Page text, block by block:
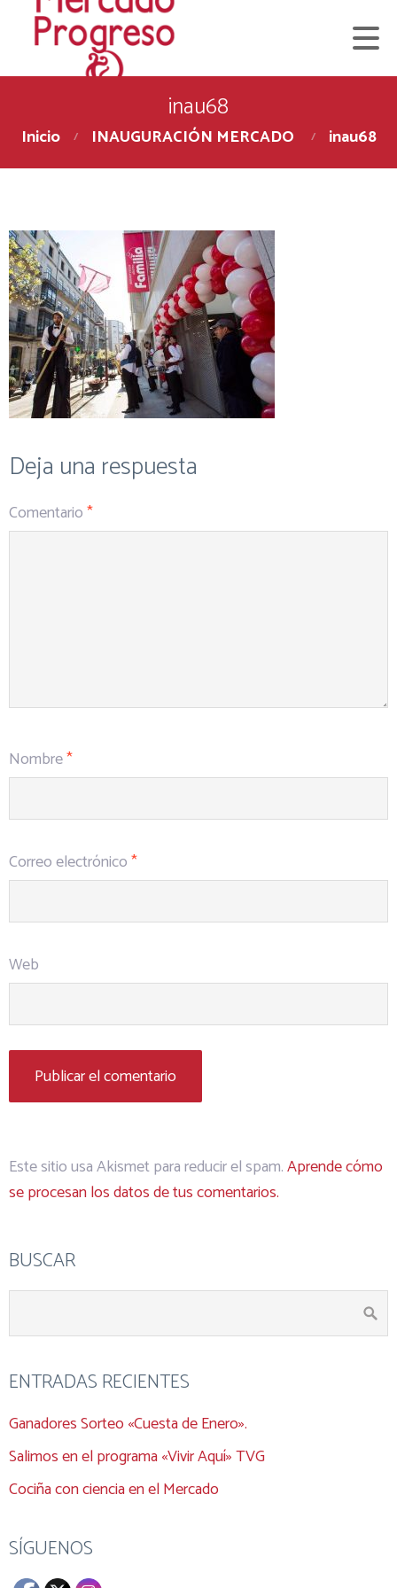
inau68
Inicio INAUGURACIÓN MERCADO inau68
Deja una respuesta
Comentario*
Nombre*
Correo electrónico*
Web
Este sitio usa Akismet para reducir el spam.Aprende cómo
se procesan los datos de tus comentarios.
BUSCAR
ENTRADAS RECIENTES
Ganadores Sorteo «Cuesta de Enero».
Salimos en el programa «Vivir Aquí» TVG
Cociña con ciencia en el Mercado
SÍGUENOS